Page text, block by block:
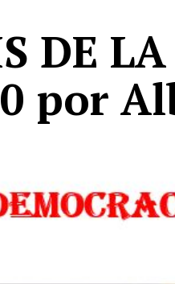
DE
por